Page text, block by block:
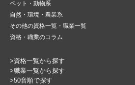
ペット・動物系
自然・環境・農業系
その他の資格一覧・職業一覧
資格・職業のコラム
>資格一覧から探す
>職業一覧から探す
>50音順で探す